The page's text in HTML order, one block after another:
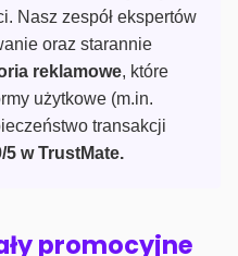
Nasz zespół ekspertów
oraz starannie
reklamowe, które
użytkowe (m.in.
transakcji
5 w TrustMate.
promocyjne